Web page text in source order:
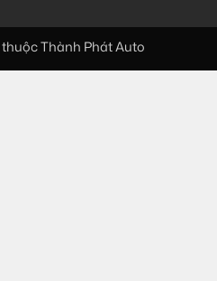
Thành Phát Auto